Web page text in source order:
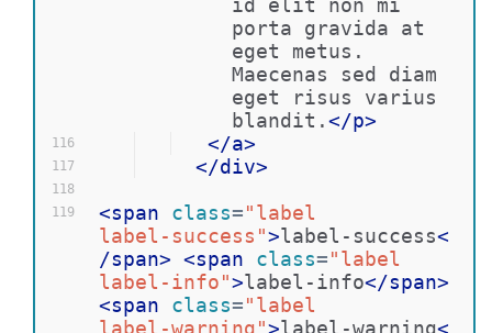
116
117
118
119
id elit non mi
porta gravida at
eget metus.
Maecenas sed diam
eget risus varius
blandit.</p>
</a>
</div>
<span class="label
label-success">label-success<
/span> <span class="label
label-info">label-info</span>
<span class="label
label-warning">label-warning<